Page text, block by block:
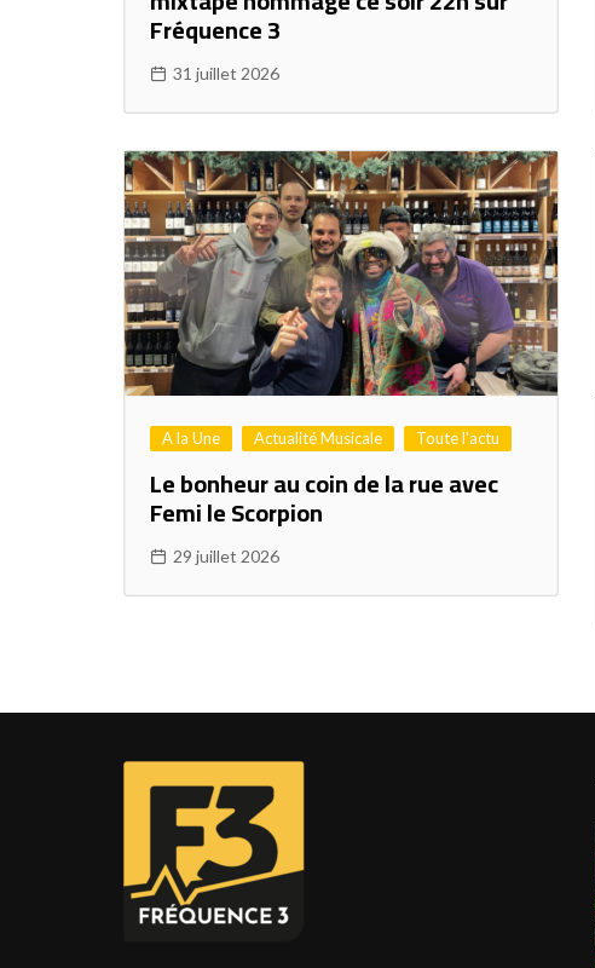
Fréquence 3
31 juillet 2026
A la Une Actualité Musicale Toute l'actu
Le bonheur au coin de la rue avec
Femi le Scorpion
29 juillet 2026